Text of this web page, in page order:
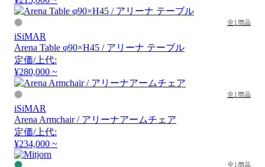
全1商品
iSiMAR
Arena Table φ90×H45 / アリーナ テーブル
定価/上代:
¥280,000 ~
全1商品
iSiMAR
Arena Armchair / アリーナアームチェア
定価/上代:
¥234,000 ~
全1商品